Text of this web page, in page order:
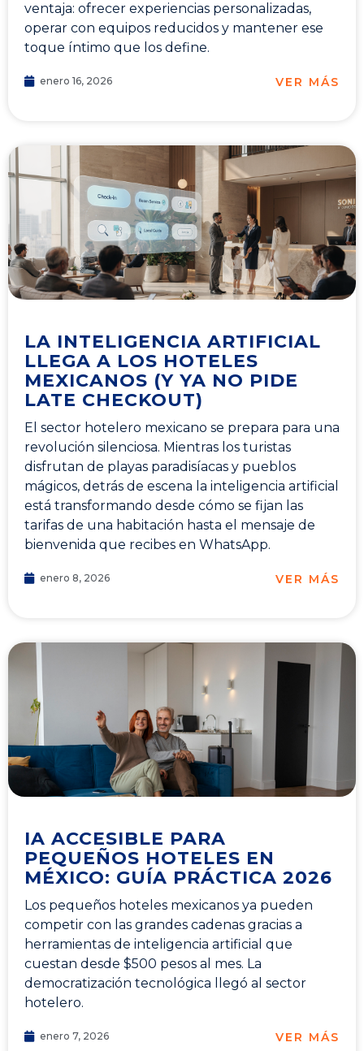
ventaja: ofrecer experiencias personalizadas,
operar con equipos reducidos y mantener ese
toque íntimo que los define.
enero 16, 2026 VER MÁS
LA INTELIGENCIA ARTIFICIAL
LLEGA A LOS HOTELES
MEXICANOS (Y YA NO PIDE
LATE CHECKOUT)
El sector hotelero mexicano se prepara para una
revolución silenciosa. Mientras los turistas
disfrutan de playas paradisíacas y pueblos
mágicos, detrás de escena la inteligencia artificial
está transformando desde cómo se fijan las
tarifas de una habitación hasta el mensaje de
bienvenida que recibes en WhatsApp.
enero 8, 2026 VER MÁS
IA ACCESIBLE PARA
PEQUEÑOS HOTELES EN
MÉXICO: GUÍA PRÁCTICA 2026
Los pequeños hoteles mexicanos ya pueden
competir con las grandes cadenas gracias a
herramientas de inteligencia artificial que
cuestan desde $500 pesos al mes. La
democratización tecnológica llegó al sector
hotelero.
enero 7, 2026 VER MÁS